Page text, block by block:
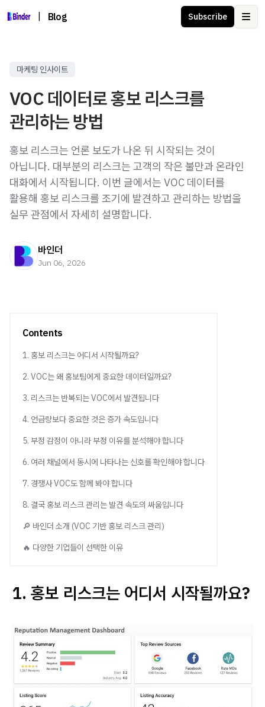
Blog Subscribe
마케팅 인사이트
VOC 데이터로 홍보 리스크를
관리하는 방법
홍보 리스크는 언론 보도가 나온 뒤 시작되는 것이
아닙니다. 대부분의 리스크는 고객의 작은 불만과 온라인
대화에서 시작됩니다. 이번 글에서는 VOC 데이터를
활용해 홍보 리스크를 조기에 발견하고 관리하는 방법을
실무 관점에서 자세히 설명합니다.
바인더
Jun 06, 2026
Contents
1. 홍보 리스크는 어디서 시작될까요?
2. VOC는 왜 홍보팀에게 중요한 데이터일까요?
3. 리스크는 반복되는 VOC에서 발견됩니다
4. 언급량보다 중요한 것은 증가 속도입니다
5. 부정 감정이 아니라 부정 이유를 분석해야 합니다
6. 여러 채널에서 동시에 나타나는 신호를 확인해야 합니다
7. 경쟁사 VOC도 함께 봐야 합니다
8. 결국 홍보 리스크 관리는 발견 속도의 싸움입니다
🔎 바인더 소개 (VOC 기반 홍보 리스크 관리)
🔥 다양한 기업들이 선택한 이유
1. 홍보 리스크는 어디서 시작될까요?